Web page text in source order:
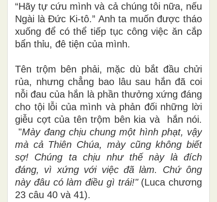
“Hãy tự cứu mình và cả chúng tôi nữa, nếu
Ngài là Đức Ki-tô.” Anh ta muốn được tháo
xuống để có thể tiếp tục công việc ăn cắp
bẩn thỉu, đê tiện của mình.
Tên trộm bên phải, mặc dù bắt đầu chửi
rủa, nhưng chẳng bao lâu sau hắn đã coi
nỗi đau của hắn là phần thưởng xứng đáng
cho tội lỗi của mình và phản đối những lời
giễu cợt của tên trộm bên kia và hắn nói.
"Mày đang chịu chung một hình phạt, vậy
mà cả Thiên Chúa, mày cũng không biết
sợ! Chúng ta chịu như thế này là đích
đáng, vì xứng với việc đã làm. Chứ ông
này đâu có làm điều gì trái!"(Luca chương
23 câu 40 và 41).